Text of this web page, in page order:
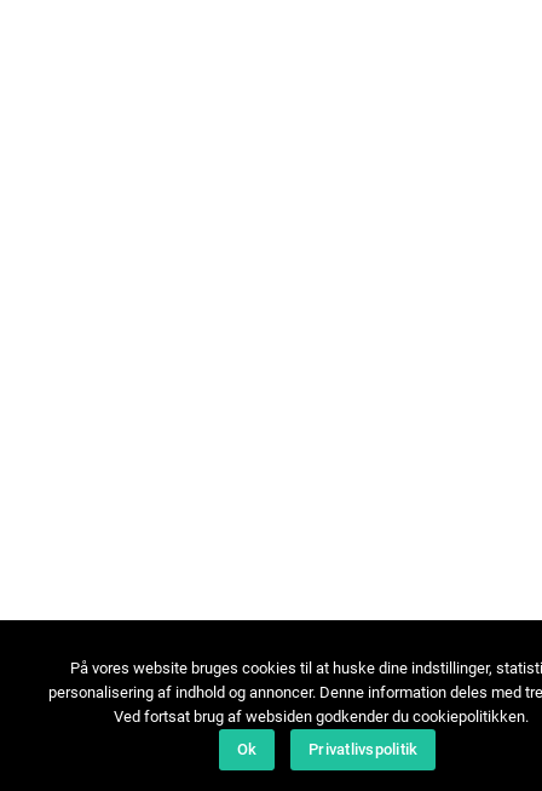
På vores website bruges cookies til at huske dine indstillinger,
personalisering af indhold og annoncer. Denne information deles med
Ved fortsat brug af websiden godkender du cookiepolitikken.
Ok
Privatlivspolitik